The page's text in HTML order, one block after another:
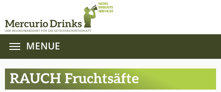
MENUE
RAUCH Fruchtsäfte